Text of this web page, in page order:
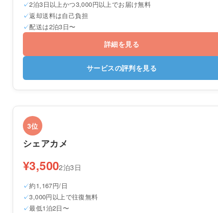
2泊3日以上かつ3,000円以上でお届け無料
返却送料は自己負担
配送は2泊3日〜
詳細を見る
サービスの評判を見る
3位
シェアカメ
¥3,5002泊3日
約1,167円/日
3,000円以上で往復無料
最低1泊2日〜